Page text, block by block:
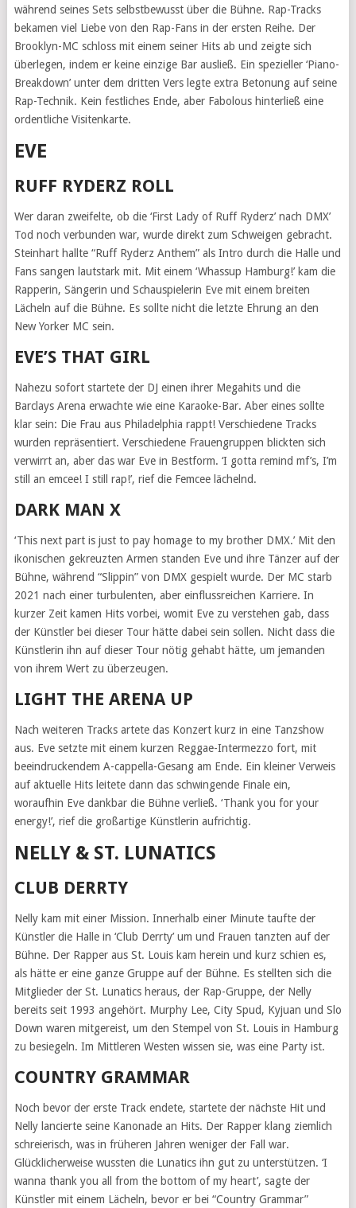
während seines Sets selbstbewusst über die Bühne. Rap-Tracks
bekamen viel Liebe von den Rap-Fans in der ersten Reihe. Der
Brooklyn-MC schloss mit einem seiner Hits ab und zeigte sich
überlegen, indem er keine einzige Bar ausließ. Ein spezieller ‘Piano-
Breakdown’ unter dem dritten Vers legte extra Betonung auf seine
Rap-Technik. Kein festliches Ende, aber Fabolous hinterließ eine
ordentliche Visitenkarte.
EVE
RUFF RYDERZ ROLL
Wer daran zweifelte, ob die ‘First Lady of Ruff Ryderz’ nach DMX’
Tod noch verbunden war, wurde direkt zum Schweigen gebracht.
Steinhart hallte “Ruff Ryderz Anthem” als Intro durch die Halle und
Fans sangen lautstark mit. Mit einem ‘Whassup Hamburg!’ kam die
Rapperin, Sängerin und Schauspielerin Eve mit einem breiten
Lächeln auf die Bühne. Es sollte nicht die letzte Ehrung an den
New Yorker MC sein.
EVE’S THAT GIRL
Nahezu sofort startete der DJ einen ihrer Megahits und die
Barclays Arena erwachte wie eine Karaoke-Bar. Aber eines sollte
klar sein: Die Frau aus Philadelphia rappt! Verschiedene Tracks
wurden repräsentiert. Verschiedene Frauengruppen blickten sich
verwirrt an, aber das war Eve in Bestform. ‘I gotta remind mf’s, I’m
still an emcee! I still rap!’, rief die Femcee lächelnd.
DARK MAN X
‘This next part is just to pay homage to my brother DMX.’ Mit den
ikonischen gekreuzten Armen standen Eve und ihre Tänzer auf der
Bühne, während “Slippin” von DMX gespielt wurde. Der MC starb
2021 nach einer turbulenten, aber einflussreichen Karriere. In
kurzer Zeit kamen Hits vorbei, womit Eve zu verstehen gab, dass
der Künstler bei dieser Tour hätte dabei sein sollen. Nicht dass die
Künstlerin ihn auf dieser Tour nötig gehabt hätte, um jemanden
von ihrem Wert zu überzeugen.
LIGHT THE ARENA UP
Nach weiteren Tracks artete das Konzert kurz in eine Tanzshow
aus. Eve setzte mit einem kurzen Reggae-Intermezzo fort, mit
beeindruckendem A-cappella-Gesang am Ende. Ein kleiner Verweis
auf aktuelle Hits leitete dann das schwingende Finale ein,
woraufhin Eve dankbar die Bühne verließ. ‘Thank you for your
energy!’, rief die großartige Künstlerin aufrichtig.
NELLY & ST. LUNATICS
CLUB DERRTY
Nelly kam mit einer Mission. Innerhalb einer Minute taufte der
Künstler die Halle in ‘Club Derrty’ um und Frauen tanzten auf der
Bühne. Der Rapper aus St. Louis kam herein und kurz schien es,
als hätte er eine ganze Gruppe auf der Bühne. Es stellten sich die
Mitglieder der St. Lunatics heraus, der Rap-Gruppe, der Nelly
bereits seit 1993 angehört. Murphy Lee, City Spud, Kyjuan und Slo
Down waren mitgereist, um den Stempel von St. Louis in Hamburg
zu besiegeln. Im Mittleren Westen wissen sie, was eine Party ist.
COUNTRY GRAMMAR
Noch bevor der erste Track endete, startete der nächste Hit und
Nelly lancierte seine Kanonade an Hits. Der Rapper klang ziemlich
schreierisch, was in früheren Jahren weniger der Fall war.
Glücklicherweise wussten die Lunatics ihn gut zu unterstützen. ‘I
wanna thank you all from the bottom of my heart’, sagte der
Künstler mit einem Lächeln, bevor er bei “Country Grammar”